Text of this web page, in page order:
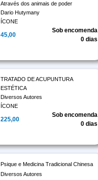
Através dos animais de poder
Dario Hutymany
ÍCONE
45,00
Sob encomenda
0 dias
TRATADO DE ACUPUNTURA
ESTÉTICA
Diversos Autores
ÍCONE
225,00
Sob encomenda
0 dias
Psique e Medicina Tradicional Chinesa
Diversos Autores